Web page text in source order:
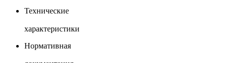
Технические
характеристики
Нормативная